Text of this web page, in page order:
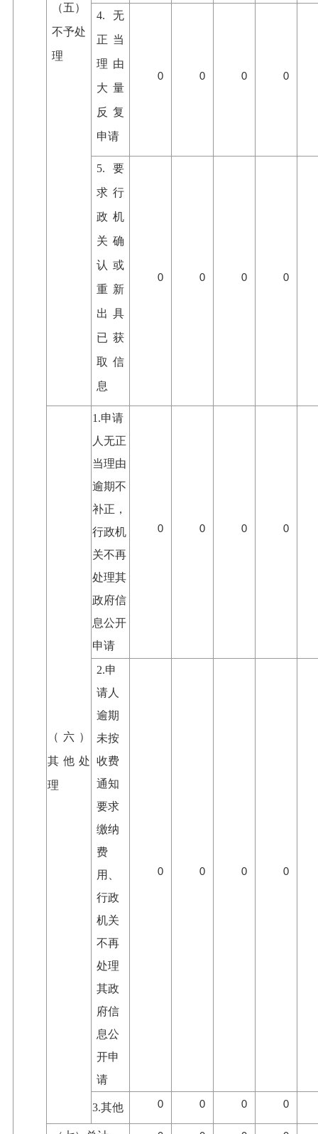
（五）
不予处
理
4.无
正当
理由
大量
反复
申请
0 0 0 0
5.要
求行
政机
关确
认或
重新
出具
已获
取信
息
0 0 0 0
（六）
其他处
理
1.申请
人无正
当理由
逾期不
补正，
行政机
关不再
处理其
政府信
息公开
申请
0 0 0 0
2.申
请人
逾期
未按
收费
通知
要求
缴纳
费
用、
行政
机关
不再
处理
其政
府信
息公
开申
请
0 0 0 0
3.其他 0 0 0 0